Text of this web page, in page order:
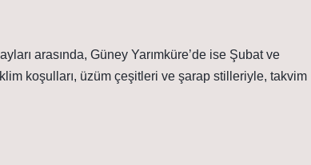
arasında, Güney Yarımküre’de ise Şubat ve
koşulları, üzüm çeşitleri ve şarap stilleriyle, takvim